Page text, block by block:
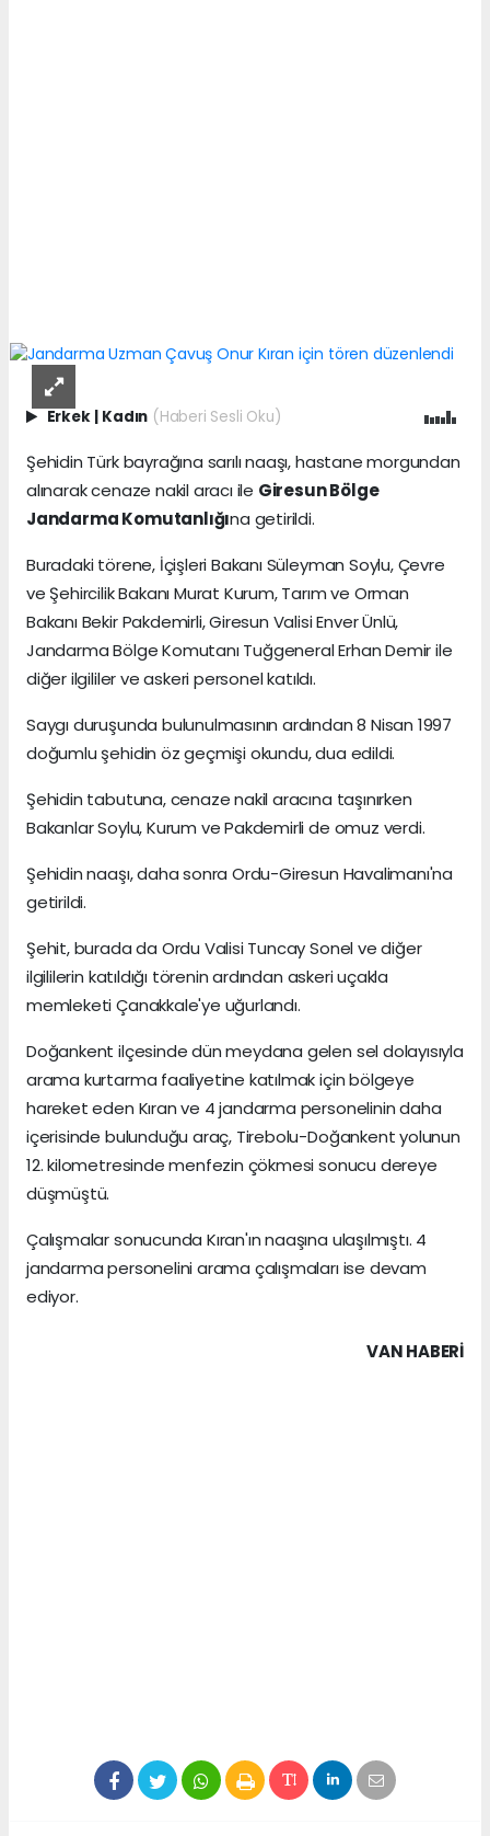
Erkek Kadın (Haberi Sesli Oku)
Şehidin Türk bayrağına sarılı naaşı, hastane morgundan
alınarak cenaze nakil aracı ile Giresun Bölge
Jandarma Komutanlığına getirildi.
Buradaki törene, İçişleri Bakanı Süleyman Soylu, Çevre
ve Şehircilik Bakanı Murat Kurum, Tarım ve Orman
Bakanı Bekir Pakdemirli, Giresun Valisi Enver Ünlü,
Jandarma Bölge Komutanı Tuğgeneral Erhan Demir ile
diğer ilgililer ve askeri personel katıldı.
Saygı duruşunda bulunulmasının ardından 8 Nisan 1997
doğumlu şehidin öz geçmişi okundu, dua edildi.
Şehidin tabutuna, cenaze nakil aracına taşınırken
Bakanlar Soylu, Kurum ve Pakdemirli de omuz verdi.
Şehidin naaşı, daha sonra Ordu-Giresun Havalimanı'na
getirildi.
Şehit, burada da Ordu Valisi Tuncay Sonel ve diğer
ilgililerin katıldığı törenin ardından askeri uçakla
memleketi Çanakkale'ye uğurlandı.
Doğankent ilçesinde dün meydana gelen sel dolayısıyla
arama kurtarma faaliyetine katılmak için bölgeye
hareket eden Kıran ve 4 jandarma personelinin daha
içerisinde bulunduğu araç, Tirebolu-Doğankent yolunun
12. kilometresinde menfezin çökmesi sonucu dereye
düşmüştü.
Çalışmalar sonucunda Kıran'ın naaşına ulaşılmıştı. 4
jandarma personelini arama çalışmaları ise devam
ediyor.
VAN HABERİ